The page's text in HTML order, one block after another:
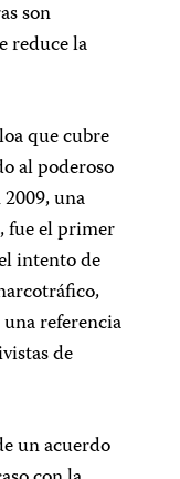
son
reduce la
que cubre
al poderoso
una
fue el primer
intento de
referencia
de
un acuerdo